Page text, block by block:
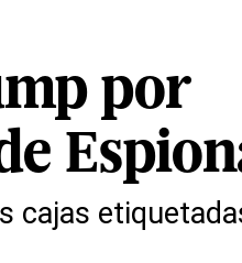
por
cajas